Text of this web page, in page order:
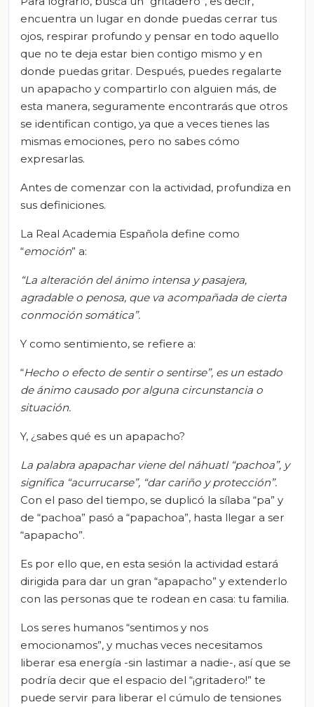
encuentra un lugar en donde puedas cerrar tus
ojos, respirar profundo y pensar en todo aquello
que no te deja estar bien contigo mismo y en
donde puedas gritar. Después, puedes regalarte
un apapacho y compartirlo con alguien más, de
esta manera, seguramente encontrarás que otros
se identifican contigo, ya que a veces tienes las
mismas emociones, pero no sabes cómo
expresarlas.
Antes de comenzar con la actividad, profundiza en
sus definiciones.
La Real Academia Española define como
“emoción” a:
“La alteración del ánimo intensa y pasajera,
agradable o penosa, que va acompañada de cierta
conmoción somática”.
Y como sentimiento, se refiere a:
“Hecho o efecto de sentir o sentirse”, es un estado
de ánimo causado por alguna circunstancia o
situación.
Y, ¿sabes qué es un apapacho?
La palabra apapachar viene del náhuatl “pachoa”, y
significa “acurrucarse”, “dar cariño y protección”.
Con el paso del tiempo, se duplicó la sílaba “pa” y
de “pachoa” pasó a “papachoa”, hasta llegar a ser
“apapacho”.
Es por ello que, en esta sesión la actividad estará
dirigida para dar un gran “apapacho” y extenderlo
con las personas que te rodean en casa: tu familia.
Los seres humanos “sentimos y nos
emocionamos”, y muchas veces necesitamos
liberar esa energía -sin lastimar a nadie-, así que se
podría decir que el espacio del “¡gritadero!” te
puede servir para liberar el cúmulo de tensiones